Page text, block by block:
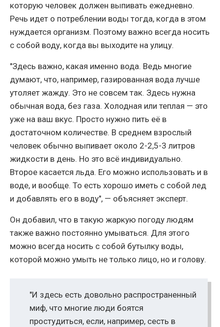
которую человек должен выпивать ежедневно.
Речь идет о потреблении воды тогда, когда в этом
нуждается организм. Поэтому важно всегда носить
с собой воду, когда вы выходите на улицу.
"Здесь важно, какая именно вода. Ведь многие
думают, что, например, газированная вода лучше
утоляет жажду. Это не совсем так. Здесь нужна
обычная вода, без газа. Холодная или теплая — это
уже на ваш вкус. Просто нужно пить её в
достаточном количестве. В среднем взрослый
человек обычно выпивает около 2-2,5-3 литров
жидкости в день. Но это всё индивидуально.
Второе касается льда. Его можно использовать и в
воде, и вообще. То есть хорошо иметь с собой лед
и добавлять его в воду", — объясняет эксперт.
Он добавил, что в такую жаркую погоду людям
также важно постоянно умываться. Для этого
можно всегда носить с собой бутылку воды,
которой можно умыть не только лицо, но и голову.
"И здесь есть довольно распространенный
миф, что многие люди боятся
простудиться, если, например, сесть в